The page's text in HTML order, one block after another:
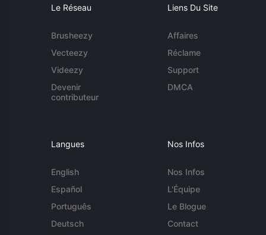
Le Réseau
Brusheezy
Vecteezy
Videezy
Devenir
contributeur
Liens Du Site
Affaires
Réclame
Support
DMCA
Langues
English
Español
Português
Deutsch
Nos Infos
Nos Infos
L'Équipe
Le Blogue
Contact